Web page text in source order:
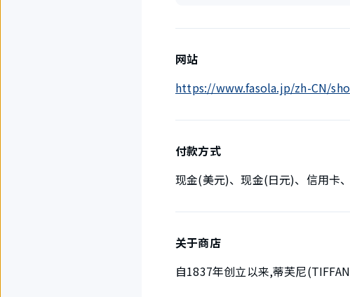
网站
https://www.fasola.jp/zh-CN/
付款方式
现金(美元)、现金(日元)、信用卡
关于商店
自1837年创立以来,蒂芙尼